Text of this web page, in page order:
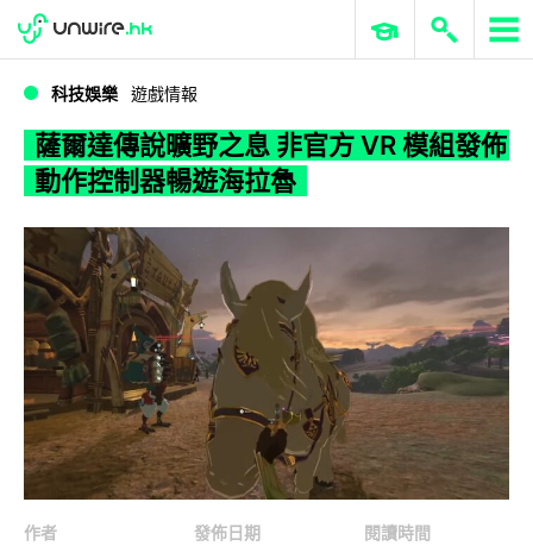
WWDC 2026 ERP 與商業 AI
科技娛樂 遊戲情報
薩爾達傳說曠野之息 非官方 VR 模組發佈
動作控制器暢遊海拉魯
作者
發佈日期
閱讀時間